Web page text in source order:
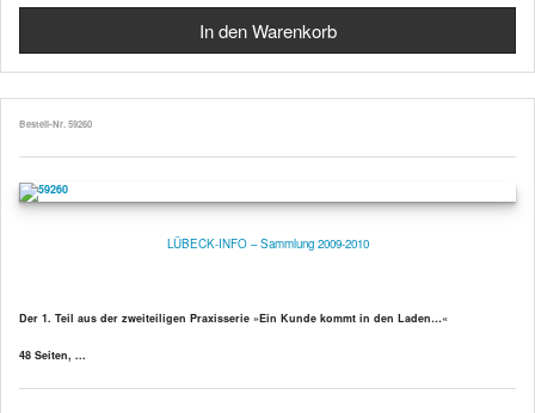
Bestell-Nr. 59260
LÜBECK-INFO – Sammlung 2009-2010
Der 1. Teil aus der zweiteiligen Praxisserie »Ein Kunde kommt in den Laden…«
48 Seiten, ...